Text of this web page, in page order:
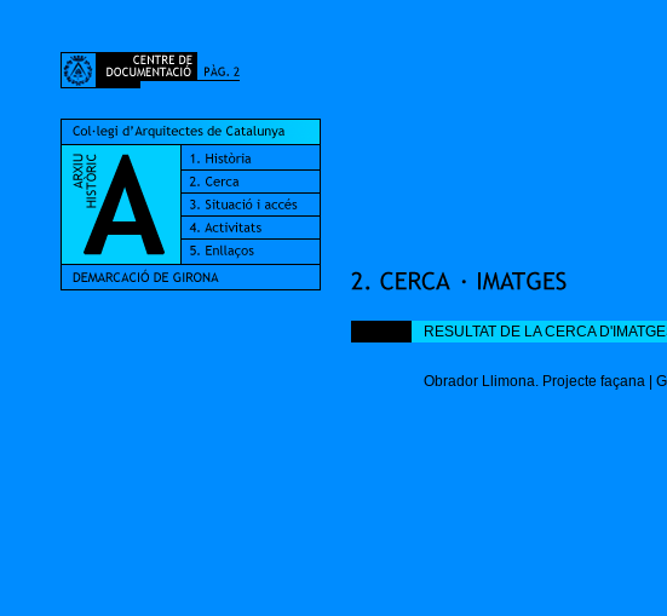
RESULTAT DE LA CERCA
Obrador Llimona. Projecte façana |